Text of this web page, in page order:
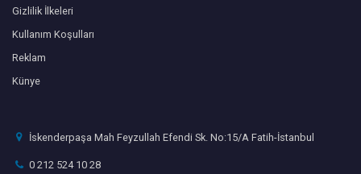
Gizlilik İlkeleri
Kullanım Koşulları
Reklam
Künye
İskenderpaşa Mah Feyzullah Efendi Sk. No:15/A Fatih-İstanbul
0 212 524 10 28